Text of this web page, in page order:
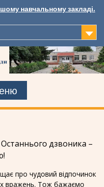
навчальному закладі.
дзвоника –
про чудовий відпочинок
вражень. Тож бажаємо